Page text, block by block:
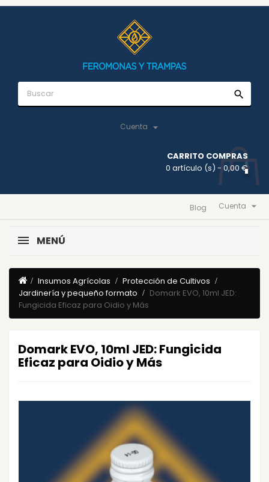
search
Cuenta 
CARRITO COMPRAS
0 artículo (s) - 0,00 €
Cuenta 
Blog
MENÚ
Insumos Agrícolas
Protección de Cultivos
Jardinería y pequeño formato
Domark EVO, 10ml JED:
Fungicida Eficaz para Oidio y Más
Domark EVO, 10ml JED: Fungicida
Eficaz para Oidio y Más